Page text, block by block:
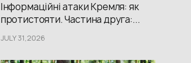
Інформаційні атаки Кремля: як
протистояти. Частина друга:...
JULY 31,2026